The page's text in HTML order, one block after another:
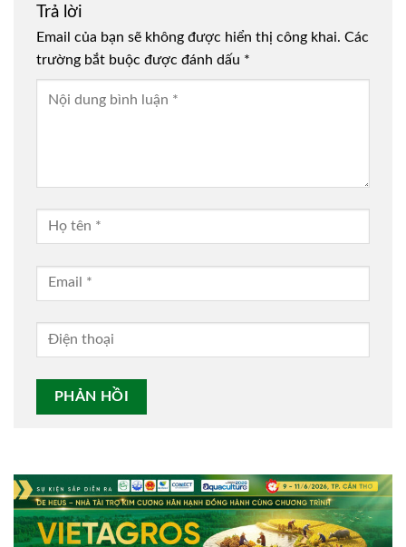
Trả lời
Email của bạn sẽ không được hiển thị công khai. Các
trường bắt buộc được đánh dấu *